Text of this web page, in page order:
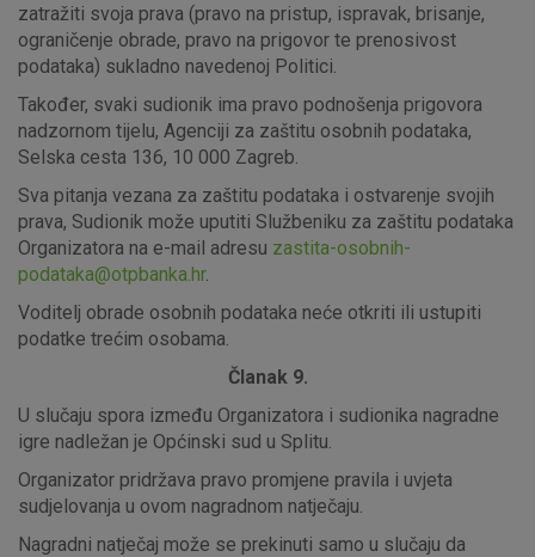
zatražiti svoja prava (pravo na pristup, ispravak, brisanje,
ograničenje obrade, pravo na prigovor te prenosivost
podataka) sukladno navedenoj Politici.
Također, svaki sudionik ima pravo podnošenja prigovora
nadzornom tijelu, Agenciji za zaštitu osobnih podataka,
Selska cesta 136, 10 000 Zagreb.
Sva pitanja vezana za zaštitu podataka i ostvarenje svojih
prava, Sudionik može uputiti Službeniku za zaštitu podataka
Organizatora na e-mail adresu zastita-osobnih-
podataka@otpbanka.hr.
Voditelj obrade osobnih podataka neće otkriti ili ustupiti
podatke trećim osobama.
Članak 9.
U slučaju spora između Organizatora i sudionika nagradne
igre nadležan je Općinski sud u Splitu.
Organizator pridržava pravo promjene pravila i uvjeta
sudjelovanja u ovom nagradnom natječaju.
Nagradni natječaj može se prekinuti samo u slučaju da